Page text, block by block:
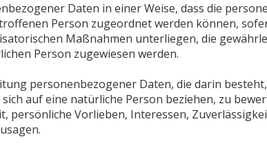
Daten in einer Weise, dass die
Person zugeordnet werden können,
Maßnahmen unterliegen, die
Person zugewiesen werden.
personenbezogener Daten, die darin
auf eine natürliche Person beziehen, zu
persönliche Vorlieben, Interessen,